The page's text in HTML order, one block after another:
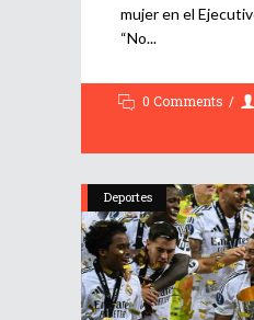
mujer en el
“No
0 Comments
Deportes